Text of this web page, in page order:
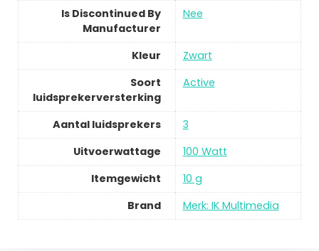
Is Discontinued By
Manufacturer
Nee
Kleur
Zwart
Soort
luidsprekerversterking
Active
Aantal luidsprekers
3
Uitvoerwattage
100 Watt
Itemgewicht
10 g
Brand
Merk: IK Multimedia